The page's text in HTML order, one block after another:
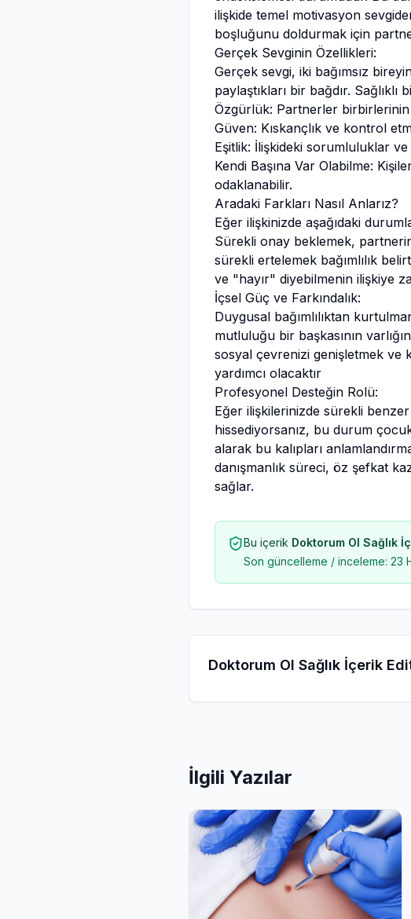
ilişkide temel motivasyon
boşluğunu doldurmak için
Gerçek Sevginin Özellikleri:
Gerçek sevgi, iki bağımsız
paylaştıkları bir bağdır.
Özgürlük: Partnerler birbirlerinin
Güven: Kıskançlık ve kontrol
Eşitlik: İlişkideki sorumluluklar
Kendi Başına Var Olabilme:
odaklanabilir.
Aradaki Farkları Nasıl Anlarız?
Eğer ilişkinizde aşağıdaki
Sürekli onay beklemek,
sürekli ertelemek bağımlılık
ve "hayır" diyebilmenin ilişkiye
İçsel Güç ve Farkındalık:
Duygusal bağımlılıktan
mutluluğu bir başkasının
sosyal çevrenizi genişletmek ve
yardımcı olacaktır
Profesyonel Desteğin Rolü:
Eğer ilişkilerinizde sürekli benzer
hissediyorsanız, bu durum
alarak bu kalıpları
danışmanlık süreci, öz şefkat
sağlar.
Bu içerik Doktorum Ol Sağlık
Son güncelleme / inceleme: 23
Doktorum Ol Sağlık İçerik
İlgili Yazılar